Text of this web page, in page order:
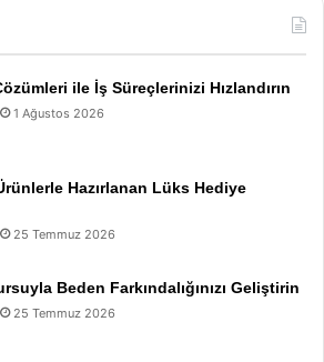
ile İş Süreçlerinizi Hızlandırın
1 Ağustos 2026
Hazırlanan Lüks Hediye
25 Temmuz 2026
Beden Farkındalığınızı Geliştirin
25 Temmuz 2026